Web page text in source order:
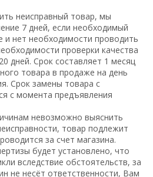
неисправный товар, мы
7 дней, если необходимый
и нет необходимости проводить
проверки качества
дней. Срок составляет 1 месяц
товара в продаже на день
Срок замены товара с
с момента предъявления
невозможно выяснить
товар подлежит
за счет магазина.
будет установлено, что
вследствие обстоятельств, за
не несёт ответственности, Вам